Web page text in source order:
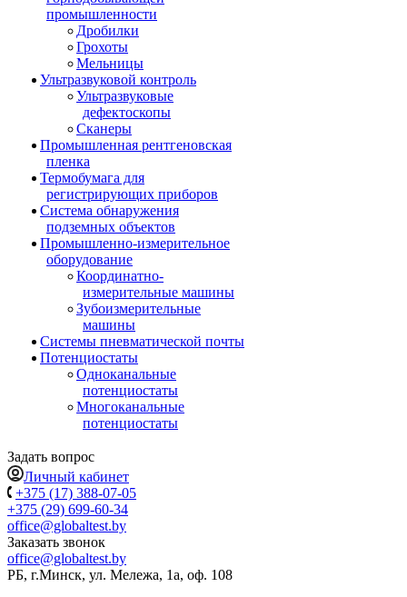
промышленности
Дробилки
Грохоты
Мельницы
Ультразвуковой контроль
Ультразвуковые
дефектоскопы
Сканеры
Промышленная рентгеновская
пленка
Термобумага для
регистрирующих приборов
Система обнаружения
подземных объектов
Промышленно-измерительное
оборудование
Координатно-
измерительные машины
Зубоизмерительные
машины
Системы пневматической почты
Потенциостаты
Одноканальные
потенциостаты
Многоканальные
потенциостаты
Задать вопрос
Личный кабинет
+375 (17) 388-07-05
+375 (29) 699-60-34
office@globaltest.by
Заказать звонок
office@globaltest.by
РБ, г.Минск, ул. Мележа, 1а, оф. 108